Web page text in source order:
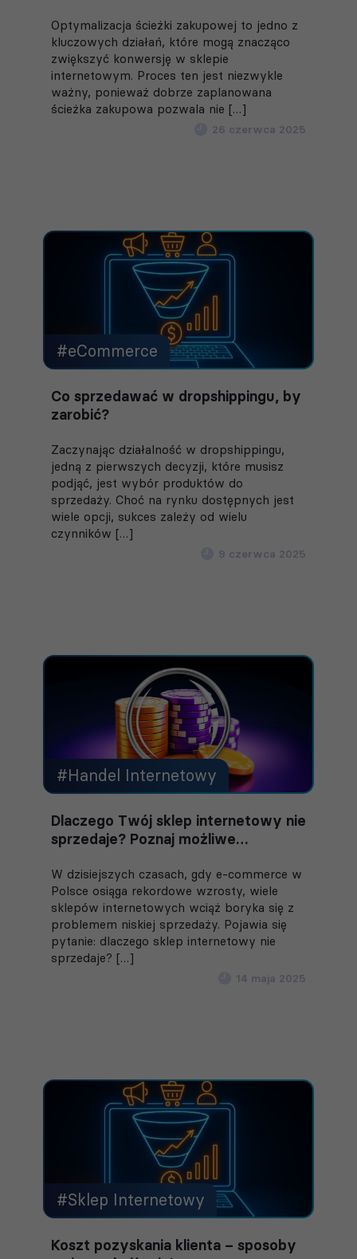
Optymalizacja ścieżki zakupowej to jedno z
kluczowych działań, które mogą znacząco
zwiększyć konwersję w sklepie
internetowym. Proces ten jest niezwykle
ważny, ponieważ dobrze zaplanowana
ścieżka zakupowa pozwala nie […]
26 czerwca 2025
#eCommerce
Co sprzedawać w dropshippingu, by
zarobić?
Zaczynając działalność w dropshippingu,
jedną z pierwszych decyzji, które musisz
podjąć, jest wybór produktów do
sprzedaży. Choć na rynku dostępnych jest
wiele opcji, sukces zależy od wielu
czynników […]
9 czerwca 2025
#Handel Internetowy
Dlaczego Twój sklep internetowy nie
sprzedaje? Poznaj możliwe
W dzisiejszych czasach, gdy e-commerce w
Polsce osiąga rekordowe wzrosty, wiele
sklepów internetowych wciąż boryka się z
problemem niskiej sprzedaży. Pojawia się
pytanie: dlaczego sklep internetowy nie
sprzedaje? […]
14 maja 2025
#Sklep Internetowy
Koszt pozyskania klienta – sposoby